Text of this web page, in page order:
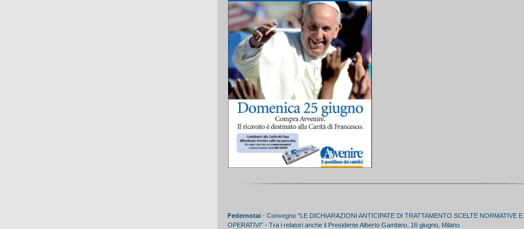
Federnotai - Convegno "LE DICHIARAZIONI ANTICIPATE DI TRATTAMENTO SCELTE NORMATIVE
OPERATIVI" - Tra i relatori anche il Presidente Alberto Gambino, 16 giugno, Milano